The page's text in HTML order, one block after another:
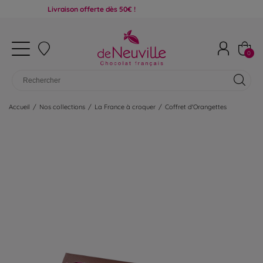
Livraison offerte dès 50€ !
0
Accueil / Nos collections / La France à croquer / Coffret d'Orangettes